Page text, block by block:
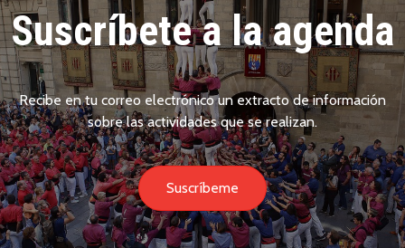
Suscríbete a la agenda
Recibe en tu correo electrónico un extracto de información
sobre las actividades que se realizan.
Suscríbeme